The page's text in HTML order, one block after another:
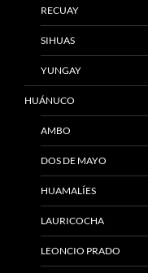
RECUAY
SIHUAS
YUNGAY
HUÁNUCO
AMBO
DOS DE MAYO
HUAMALÍES
LAURICOCHA
LEONCIO PRADO